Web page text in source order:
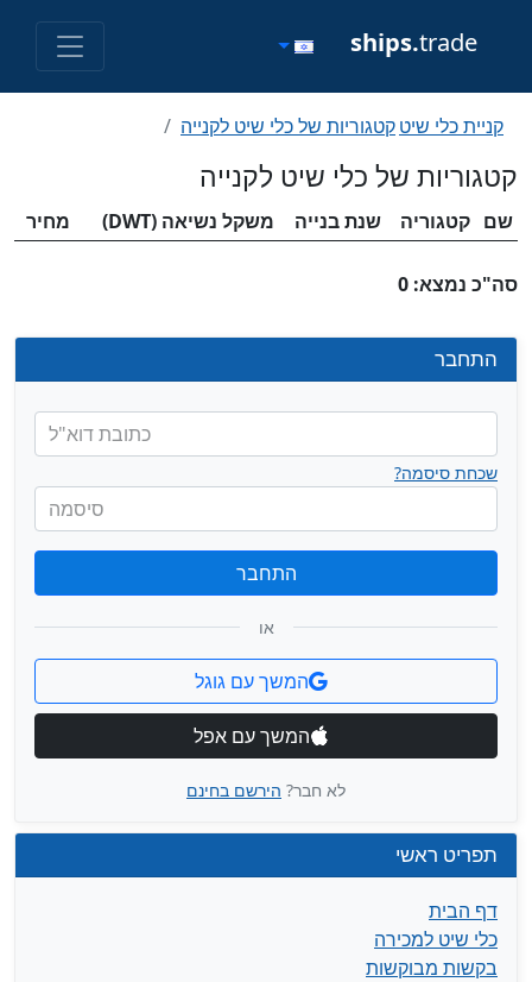
ships.trade
קניית כלי שיטקטגוריות של כלי שיט לקנייה
קטגוריות של כלי שיט לקנייה
שם קטגוריה שנת בנייה משקל נשיאה (DWT) מחיר
סה"כ נמצא: 0
התחבר
כתובת דוא"ל
סיסמה
שכחת סיסמה?
התחבר
או
המשך עם גוגל
המשך עם אפל
לא חבר? הירשם בחינם
תפריט ראשי
דף הבית
כלי שיט למכירה
בקשות מבוקשות